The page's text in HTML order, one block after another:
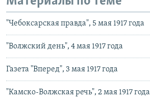
"Чебоксарская правда", 5 мая 1917 года
"Волжский день", 4 мая 1917 года
Газета "Вперед", 3 мая 1917 года
"Камско-Волжская речь", 2 мая 1917 года